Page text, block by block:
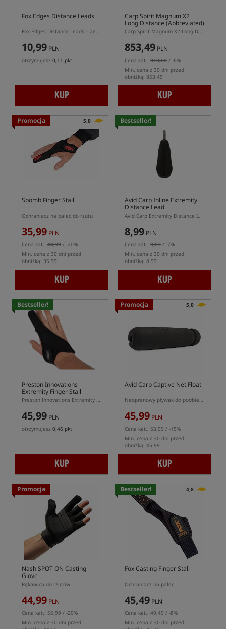
Fox Edges Distance Leads
Fox Edges Distance Leads – aerodynamiczne ciężarki karpiowe z krętlikiem do dalekich rzutów
10,99 PLN
otrzymujesz 0,11 pkt
KUP
Carp Spirit Magnum X2
Long Distance (Abbreviated)
- Wędka karpiowa
Carp Spirit Magnum X2 Long Distance 13 ft 3,75 lb – karpiówka do dalekich rzutów
853,49 PLN
Cena kat.: 910,00 / -6%
Min. cena z 30 dni przed
obniżką: 853.49
KUP
Promocja 5,0
Spomb Finger Stall
Ochraniacz na palec do rzutu
35,99 PLN
Cena kat.: 44,99 / -20%
Min. cena z 30 dni przed
obniżką: 35.99
KUP
Bestseller!
Avid Carp Inline Extremity
Distance Lead
Avid Carp Extremity Distance Inline – ciężarek karpiowy do dalekich rzutów
8,99 PLN
Cena kat.: 9,69 / -7%
Min. cena z 30 dni przed
obniżką: 8.99
KUP
Bestseller!
Preston Innovations
Extremity Finger Stall
Preston Innovations Extremity Finger Stall – neoprenowy ochraniacz na palec do rzutów
45,99 PLN
otrzymujesz 0,46 pkt
KUP
Promocja 5,0
Avid Carp Captive Net Float
Neoprenowy pływak do podbieraka
45,99 PLN
Cena kat.: 53,99 / -15%
Min. cena z 30 dni przed
obniżką: 45.99
KUP
Promocja
Nash SPOT ON Casting
Glove
Rękawica do rzutów
44,99 PLN
Cena kat.: 55,99 / -20%
Min. cena z 30 dni przed
Bestseller! 4,8
Fox Casting Finger Stall
Ochraniacz na palec
45,49 PLN
Cena kat.: 49,49 / -8%
Min. cena z 30 dni przed